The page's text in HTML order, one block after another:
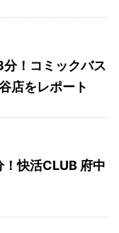
！コミックバス
店をレポート
快活CLUB 府中